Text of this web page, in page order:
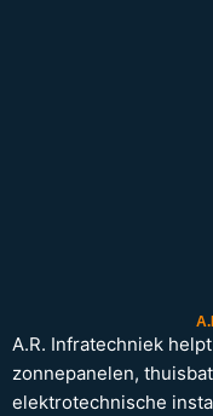
A.R. Infratechniek
zonnepanelen,
elektrotechnische